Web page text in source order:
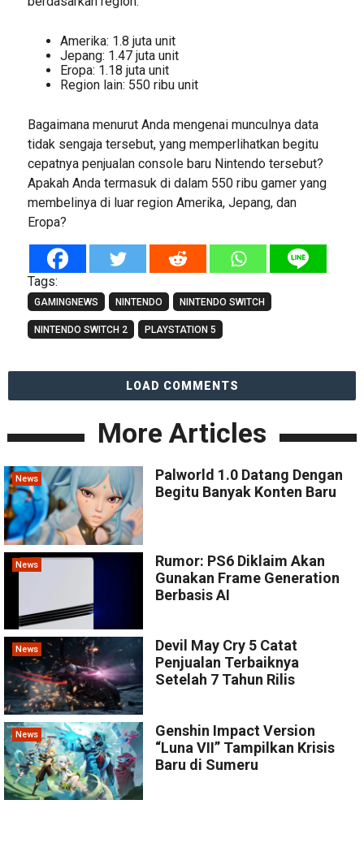
Amerika: 1.8 juta unit
Jepang: 1.47 juta unit
Eropa: 1.18 juta unit
Region lain: 550 ribu unit
Bagaimana menurut Anda mengenai munculnya data
tidak sengaja tersebut, yang memperlihatkan begitu
cepatnya penjualan console baru Nintendo tersebut?
Apakah Anda termasuk di dalam 550 ribu gamer yang
membelinya di luar region Amerika, Jepang, dan
Eropa?
Tags:
GAMINGNEWS NINTENDO NINTENDO SWITCH
NINTENDO SWITCH 2 PLAYSTATION 5
LOAD COMMENTS
More Articles
News
Palworld 1.0 Datang Dengan
Begitu Banyak Konten Baru
News
Rumor: PS6 Diklaim Akan
Gunakan Frame Generation
Berbasis AI
News
Devil May Cry 5 Catat
Penjualan Terbaiknya
Setelah 7 Tahun Rilis
News
Genshin Impact Version
“Luna VII” Tampilkan Krisis
Baru di Sumeru